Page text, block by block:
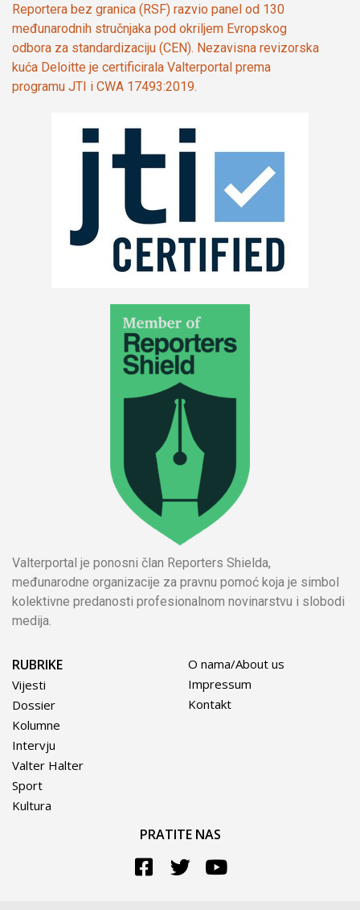
Reportera bez granica (RSF) razvio panel od 130
međunarodnih stručnjaka pod okriljem Evropskog
odbora za standardizaciju (CEN). Nezavisna revizorska
kuća Deloitte je certificirala Valterportal prema
programu JTI i CWA 17493:2019.
Valterportal je ponosni član Reporters Shielda,
međunarodne organizacije za pravnu pomoć koja je simbol
kolektivne predanosti profesionalnom novinarstvu i slobodi
medija.
RUBRIKE
Vijesti
Dossier
Kolumne
Intervju
Valter Halter
Sport
Kultura
O nama/About us
Impressum
Kontakt
PRATITE NAS